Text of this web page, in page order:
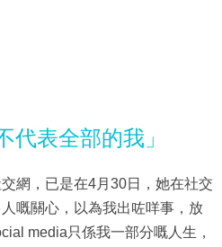
代表全部的我」
網，已是在4月30日，她在社交
嘅關心，以為我出咗咩事，放
media只係我一部分嘅人生，